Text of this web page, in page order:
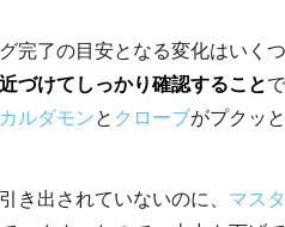
完了の目安となる変化はいく
づけてしっかり確認すること
カルダモンと クローブがプクッ
き出されていないのに、 マス